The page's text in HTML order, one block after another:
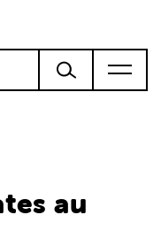
au